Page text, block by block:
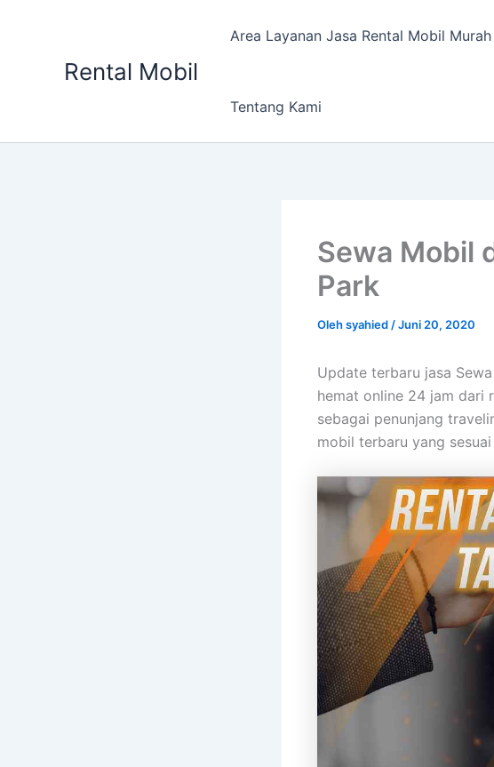
Rental Mobil
Area Layanan Jasa Rental Mobil Murah
Tentang Kami
Sewa Mobil
Park
Olehsyahied /Juni 20, 2020
Update terbaru jasa
hemat online 24 jam dari
sebagai penunjang
mobil terbaru yang